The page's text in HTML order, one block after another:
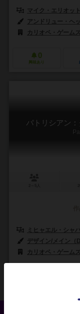
マイク・エリオッ
アンドリュー・ヘ
カリオペ・ゲーム
0
興味あり
パトリシアン
ミヒャエル・シャ
デザイン/メイン（
カリオペ・ゲーム